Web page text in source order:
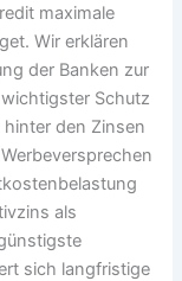
maximale
Wir erklären
der Banken zur
Schutz
den Zinsen
als
sich langfristige